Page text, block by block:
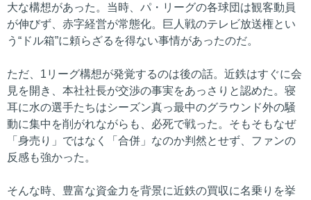
大な構想があった。当時、パ・リーグの各球団は観客動員
が伸びず、赤字経営が常態化。巨人戦のテレビ放送権とい
う“ドル箱”に頼らざるを得ない事情があったのだ。
ただ、1リーグ構想が発覚するのは後の話。近鉄はすぐに会
見を開き、本社社長が交渉の事実をあっさりと認めた。寝
耳に水の選手たちはシーズン真っ最中のグラウンド外の騒
動に集中を削がれながらも、必死で戦った。そもそもなぜ
「身売り」ではなく「合併」なのか判然とせず、ファンの
反感も強かった。
そんな時、豊富な資金力を背景に近鉄の買収に名乗りを挙